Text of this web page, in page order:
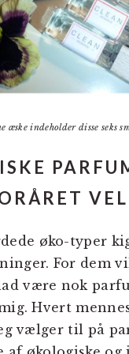
æske indeholder disse seks
øko-typer
For dem
være nok
Hvert
vælger til på